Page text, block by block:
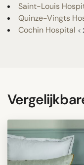
Saint-Louis
Quinze-Vingts
Cochin Hospital <